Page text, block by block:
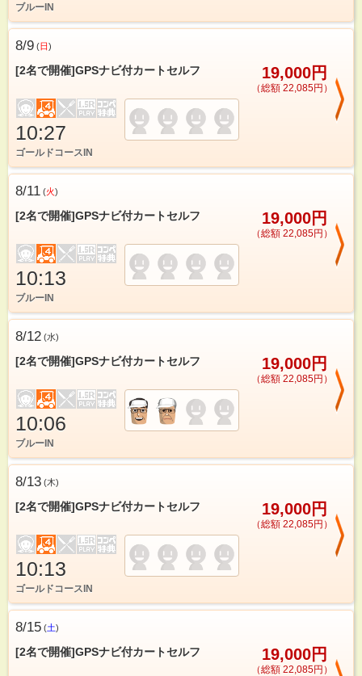
ブルーIN
8/9 (日)
[2名で開催]GPSナビ付カートセルフ 19,000円
（総額 22,085円）
10:27
ゴールドコースIN
8/11 (火)
[2名で開催]GPSナビ付カートセルフ 19,000円
（総額 22,085円）
10:13
ブルーIN
8/12 (水)
[2名で開催]GPSナビ付カートセルフ 19,000円
（総額 22,085円）
10:06
ブルーIN
8/13 (木)
[2名で開催]GPSナビ付カートセルフ 19,000円
（総額 22,085円）
10:13
ゴールドコースIN
8/15 (土)
[2名で開催]GPSナビ付カートセルフ 19,000円
（総額 22,085円）